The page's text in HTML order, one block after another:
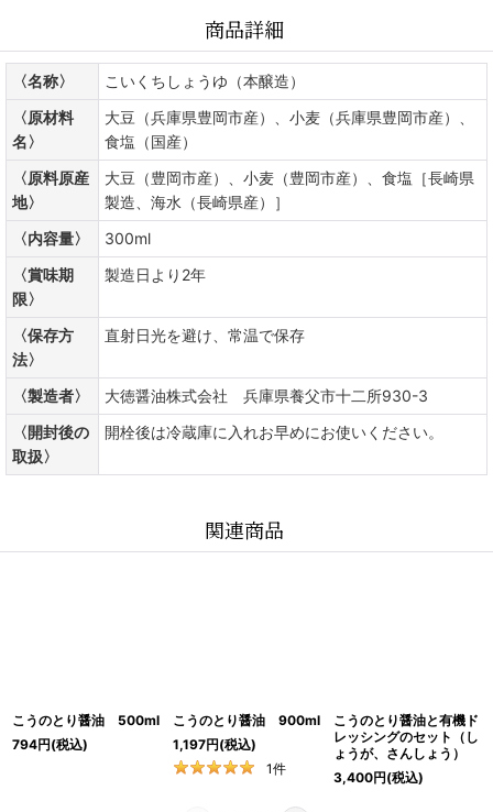
商品詳細
〈名称〉
こいくちしょうゆ（本醸造）
〈原材料
名〉
大豆（兵庫県豊岡市産）、小麦（兵庫県豊岡市産）、
食塩（国産）
〈原料原産
地〉
大豆（豊岡市産）、小麦（豊岡市産）、食塩［長崎県
製造、海水（長崎県産）］
〈内容量〉
300ml
〈賞味期
限〉
製造日より2年
〈保存方
法〉
直射日光を避け、常温で保存
〈製造者〉
大徳醤油株式会社 兵庫県養父市十二所930-3
〈開封後の
取扱〉
開栓後は冷蔵庫に入れお早めにお使いください。
関連商品
こうのとり醤油 500ml
794円(税込)
こうのとり醤油 900ml
1,197円(税込)
1件
こうのとり醤油と有機ド
レッシングのセット（し
ょうが、さんしょう）
3,400円(税込)